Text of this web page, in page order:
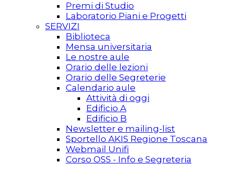
Premi di Studio
Laboratorio Piani e Progetti
SERVIZI
Biblioteca
Mensa universitaria
Le nostre aule
Orario delle lezioni
Orario delle Segreterie
Calendario aule
Attività di oggi
Edificio A
Edificio B
Newsletter e mailing-list
Sportello AKIS Regione Toscana
Webmail Unifi
Corso OSS - Info e Segreteria